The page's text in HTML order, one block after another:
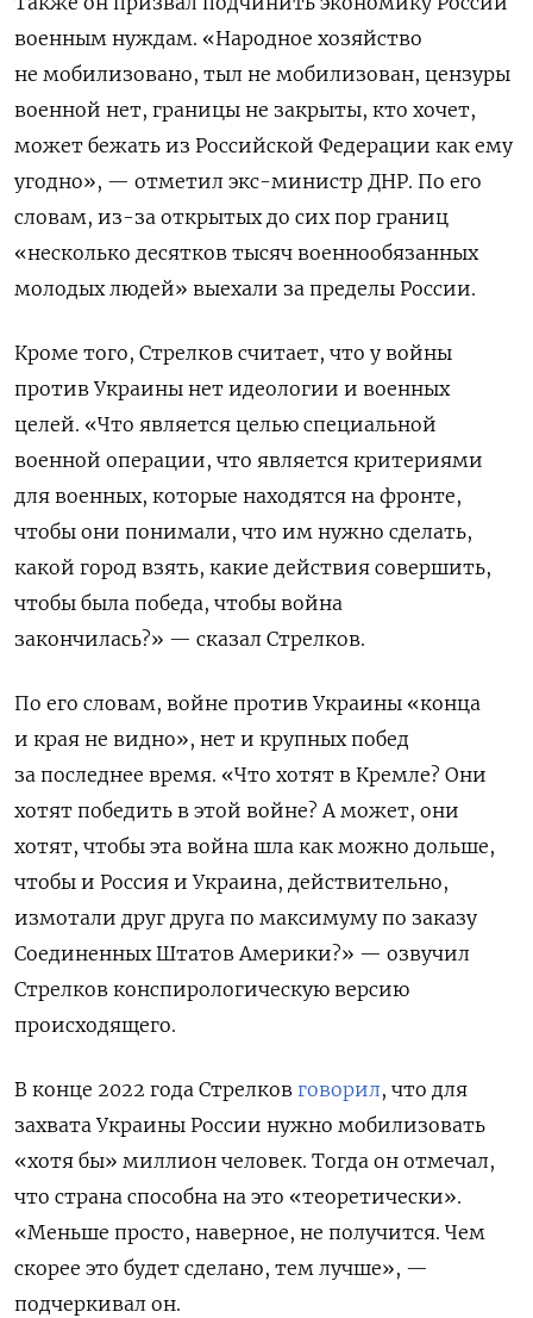
военным нуждам. «Народное хозяйство
не мобилизовано, тыл не мобилизован, цензуры
военной нет, границы не закрыты, кто хочет,
может бежать из Российской Федерации как ему
угодно», — отметил экс-министр ДНР. По его
словам, из-за открытых до сих пор границ
«несколько десятков тысяч военнообязанных
молодых людей» выехали за пределы России.
Кроме того, Стрелков считает, что у войны
против Украины нет идеологии и военных
целей. «Что является целью специальной
военной операции, что является критериями
для военных, которые находятся на фронте,
чтобы они понимали, что им нужно сделать,
какой город взять, какие действия совершить,
чтобы была победа, чтобы война
закончилась?» — сказал Стрелков.
По его словам, войне против Украины «конца
и края не видно», нет и крупных побед
за последнее время. «Что хотят в Кремле? Они
хотят победить в этой войне? А может, они
хотят, чтобы эта война шла как можно дольше,
чтобы и Россия и Украина, действительно,
измотали друг друга по максимуму по заказу
Соединенных Штатов Америки?» — озвучил
Стрелков конспирологическую версию
происходящего.
В конце 2022 года Стрелков говорил, что для
захвата Украины России нужно мобилизовать
«хотя бы» миллион человек. Тогда он отмечал,
что страна способна на это «теоретически».
«Меньше просто, наверное, не получится. Чем
скорее это будет сделано, тем лучше», —
подчеркивал он.